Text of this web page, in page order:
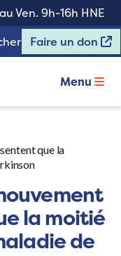
Ven. 9h-16h HNE
Faire un don
Menu
que la
la moitié
de